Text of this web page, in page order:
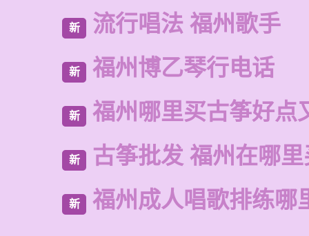
新 流行唱法 福州歌手
新 福州博乙琴行电话
新 福州哪里买古筝好点
新 古筝批发 福州在哪
新 福州成人唱歌排练哪